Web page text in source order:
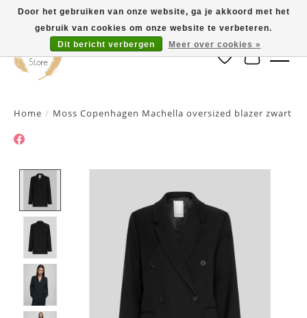
Verlanglijst
Home / Moss Copenhagen Machella oversized blazer zwart
Door het gebruiken van onze website, ga je akkoord met het
gebruik van cookies om onze website te verbeteren.
Dit bericht verbergen
Meer over cookies »